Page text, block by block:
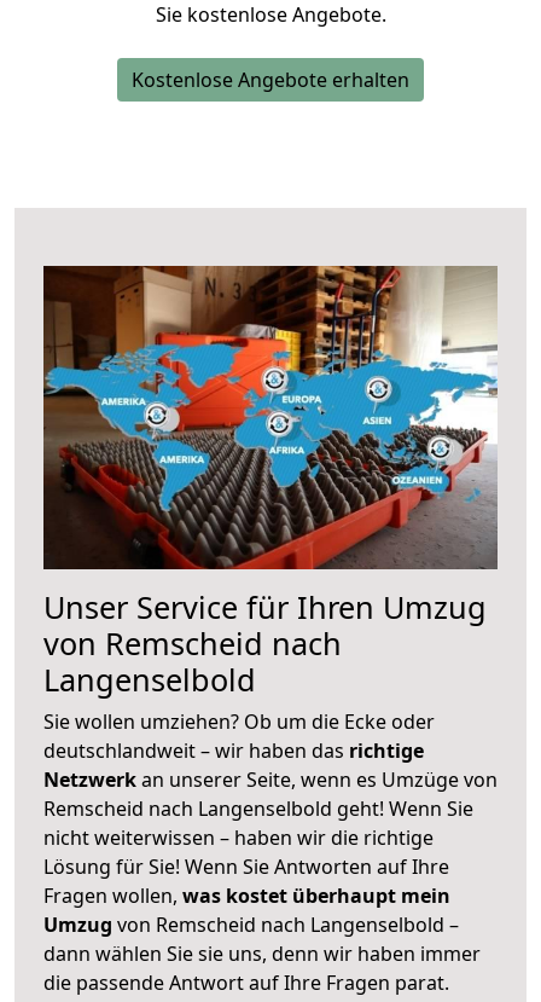
Sie kostenlose Angebote.
Kostenlose Angebote erhalten
Unser Service für Ihren Umzug
von Remscheid nach
Langenselbold
Sie wollen umziehen? Ob um die Ecke oder
deutschlandweit – wir haben das richtige
Netzwerkan unserer Seite, wenn es Umzüge von
Remscheid nach Langenselbold geht! Wenn Sie
nicht weiterwissen – haben wir die richtige
Lösung für Sie! Wenn Sie Antworten auf Ihre
Fragen wollen, was kostet überhaupt mein
Umzug von Remscheid nach Langenselbold –
dann wählen Sie sie uns, denn wir haben immer
die passende Antwort auf Ihre Fragen parat.